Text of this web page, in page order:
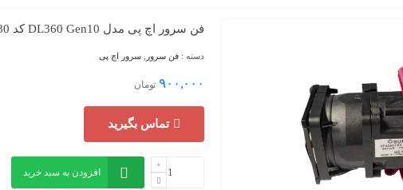
فن سرور اچ پی مدل DL360 Gen10 کد 873580-001
دسته :فن سرور ,سرور اچ پی
۹۰۰,۰۰۰ تومان
تماس بگیرید
افزودن به سبد خرید